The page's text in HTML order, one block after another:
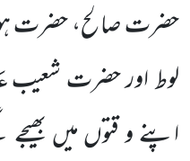
حضرت صالح، حضرت
لوط اور حضرت شعیب
اپنے و قتوں میں